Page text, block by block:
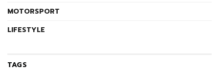
MOTORSPORT
LIFESTYLE
TAGS